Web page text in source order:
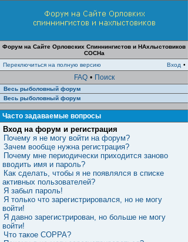
Форум на Сайте Орловских Спиннингистов и НАхлыстовиков
СОСНа
Переключиться на полную версию
Вход •
FAQ • Поиск
Весь рыболовный форум
Весь рыболовный форум
Часто задаваемые вопросы
Вход на форум и регистрация
Почему я не могу войти на форум?
Зачем вообще нужна регистрация?
Почему мне периодически приходится заново
вводить имя и пароль?
Как сделать, чтобы я не появлялся в списке
активных пользователей?
Я забыл пароль!
Я только что зарегистрировался, но не могу
войти!
Я давно зарегистрирован, но больше не могу
войти!
Что такое COPPA?